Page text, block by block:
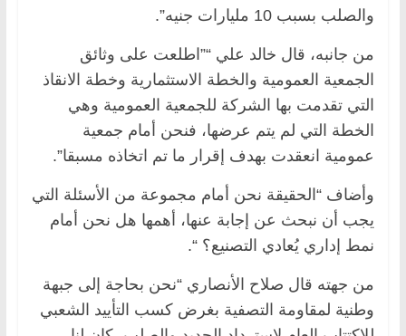
والصلب بسبب 10 مليارات جنيه”.
من جانبه، قال خالد علي “”اطلعت على وثائق
الجمعية العمومية والخطة الاستثمارية وخطة الانقاذ
التي تقدمت بها الشركة للجمعية العمومية وهي
الخطة التي لم يتم عرضها، فنحن أمام جمعية
عمومية انعقدت بهدف إقرار ما تم اتخاذه مسبقا”.
وأضاف “الحقيقة نحن أمام مجموعة من الأسئلة التي
يجب أن نبحث عن إجابة عنها، أهمها هل نحن أمام
نمط إداري يُعادي التصنيع؟ “.
من جهته قال صلاح الأنصاري “نحن بحاجة إلى جبهة
وطنية لمقاومة التصفية بغرض كسب التأييد الشعبي